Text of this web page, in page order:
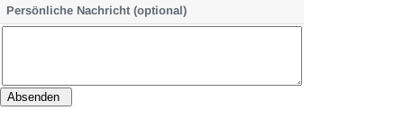
Persönliche Nachricht (optional)